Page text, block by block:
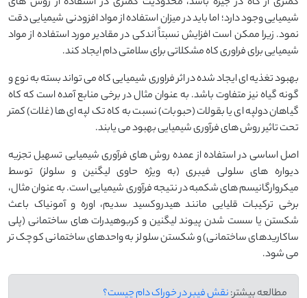
شیمیایی وجود دارد؛ اما باید در میزان استفاده از مواد افزودنی شیمیایی دقت
نمود. زیرا ممکن است افزایش نسبتاً اندکی در مقادیر مورد استفاده از مواد
شیمیایی برای فراوری کاه مشکلاتی برای سلامتی دام ایجاد کند.
بهبود تغذیه ای ایجاد شده در اثر فراوری شیمیایی کاه می تواند بسته به نوع و
گونه گیاه نیز متفاوت باشد. به عنوان مثال در برخی منابع آمده است که کاه
گیاهان دولپه ای یا بقولات (حبوبات) نسبت به کاه تک لپه ای ها (غلات) کمتر
تحت تاثیر روش های فرآوری شیمیایی بهبود می یابند.
اصل اساسی در استفاده از عمده روش های فرآوری شیمیایی تسهیل تجزیه
دیواره های سلولی فیبری (به ویژه حاوی لیگنین و سلولز) توسط
میکروارگانیسم های شکمبه در نتیجه فرآوری شیمیایی است. به عنوان مثال،
برخی ترکیبات قلیایی مانند هیدروکسید سدیم، اوره و آمونیاک باعث
شکستن یا سست شدن پیوند لیگنین و کربوهیدرات های ساختمانی (پلی
ساکاریدهای ساختمانی) و شکستن سلولز به واحدهای ساختمانی کوچک تر
می شود.
مطالعه بیشتر:نقش فیبر در خوراک دام چیست؟